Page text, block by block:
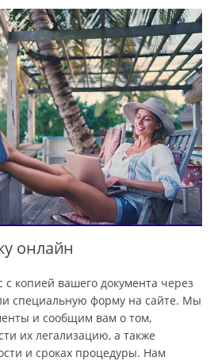
онлайн
с копией вашего документа через
специальную форму на сайте. Мы
и сообщим вам о том,
их легализацию, а также
и сроках процедуры. Нам